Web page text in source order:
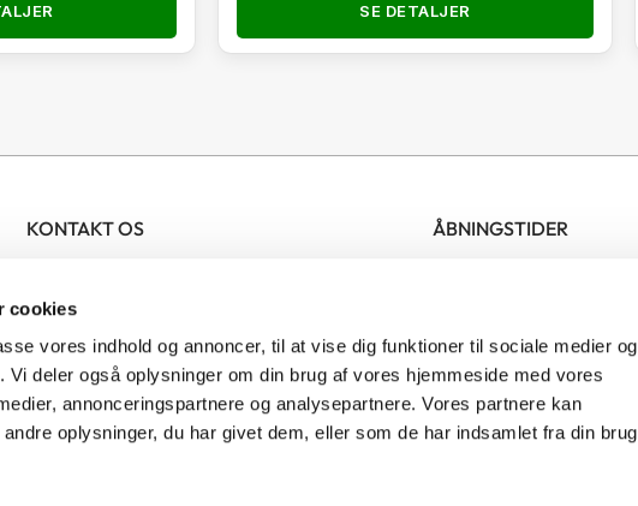
cookies
vores indhold og annoncer, til at vise dig funktioner til sociale medier og
deler også oplysninger om din brug af vores hjemmeside med vores
annonceringspartnere og analysepartnere. Vores partnere kan
oplysninger, du har givet dem, eller som de har indsamlet fra din brug
SE DETALJER
KONTAKT OS
Ølsvej 46
9500 Hobro
Denmark
CVR: 41481277
Tilbud
Honning
Bestøvning
Skadedyrsbekæmpelse
ÅBNINGSTIDER